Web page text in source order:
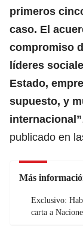
primeros
caso. El
compromiso
líderes
Estado,
supuesto, y
internacional”
publicado en
Más
Exclusivo:
carta a